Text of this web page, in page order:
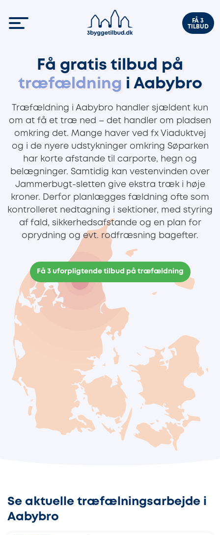
FÅ 3
TILBUD
Få gratis tilbud på
træfældning i Aabybro
Træfældning i Aabybro handler sjældent kun
om at få et træ ned – det handler om pladsen
omkring det. Mange haver ved fx Viaduktvej
og i de nyere udstykninger omkring Søparken
har korte afstande til carporte, hegn og
belægninger. Samtidig kan vestenvinden over
Jammerbugt-sletten give ekstra træk i høje
kroner. Derfor planlægges fældning ofte som
kontrolleret nedtagning i sektioner, med styring
af fald, sikkerhedsafstande og en plan for
oprydning og evt. rodfræsning bagefter.
Få 3 uforpligtende tilbud på træfældning
Se aktuelle træfælningsarbejde i
Aabybro